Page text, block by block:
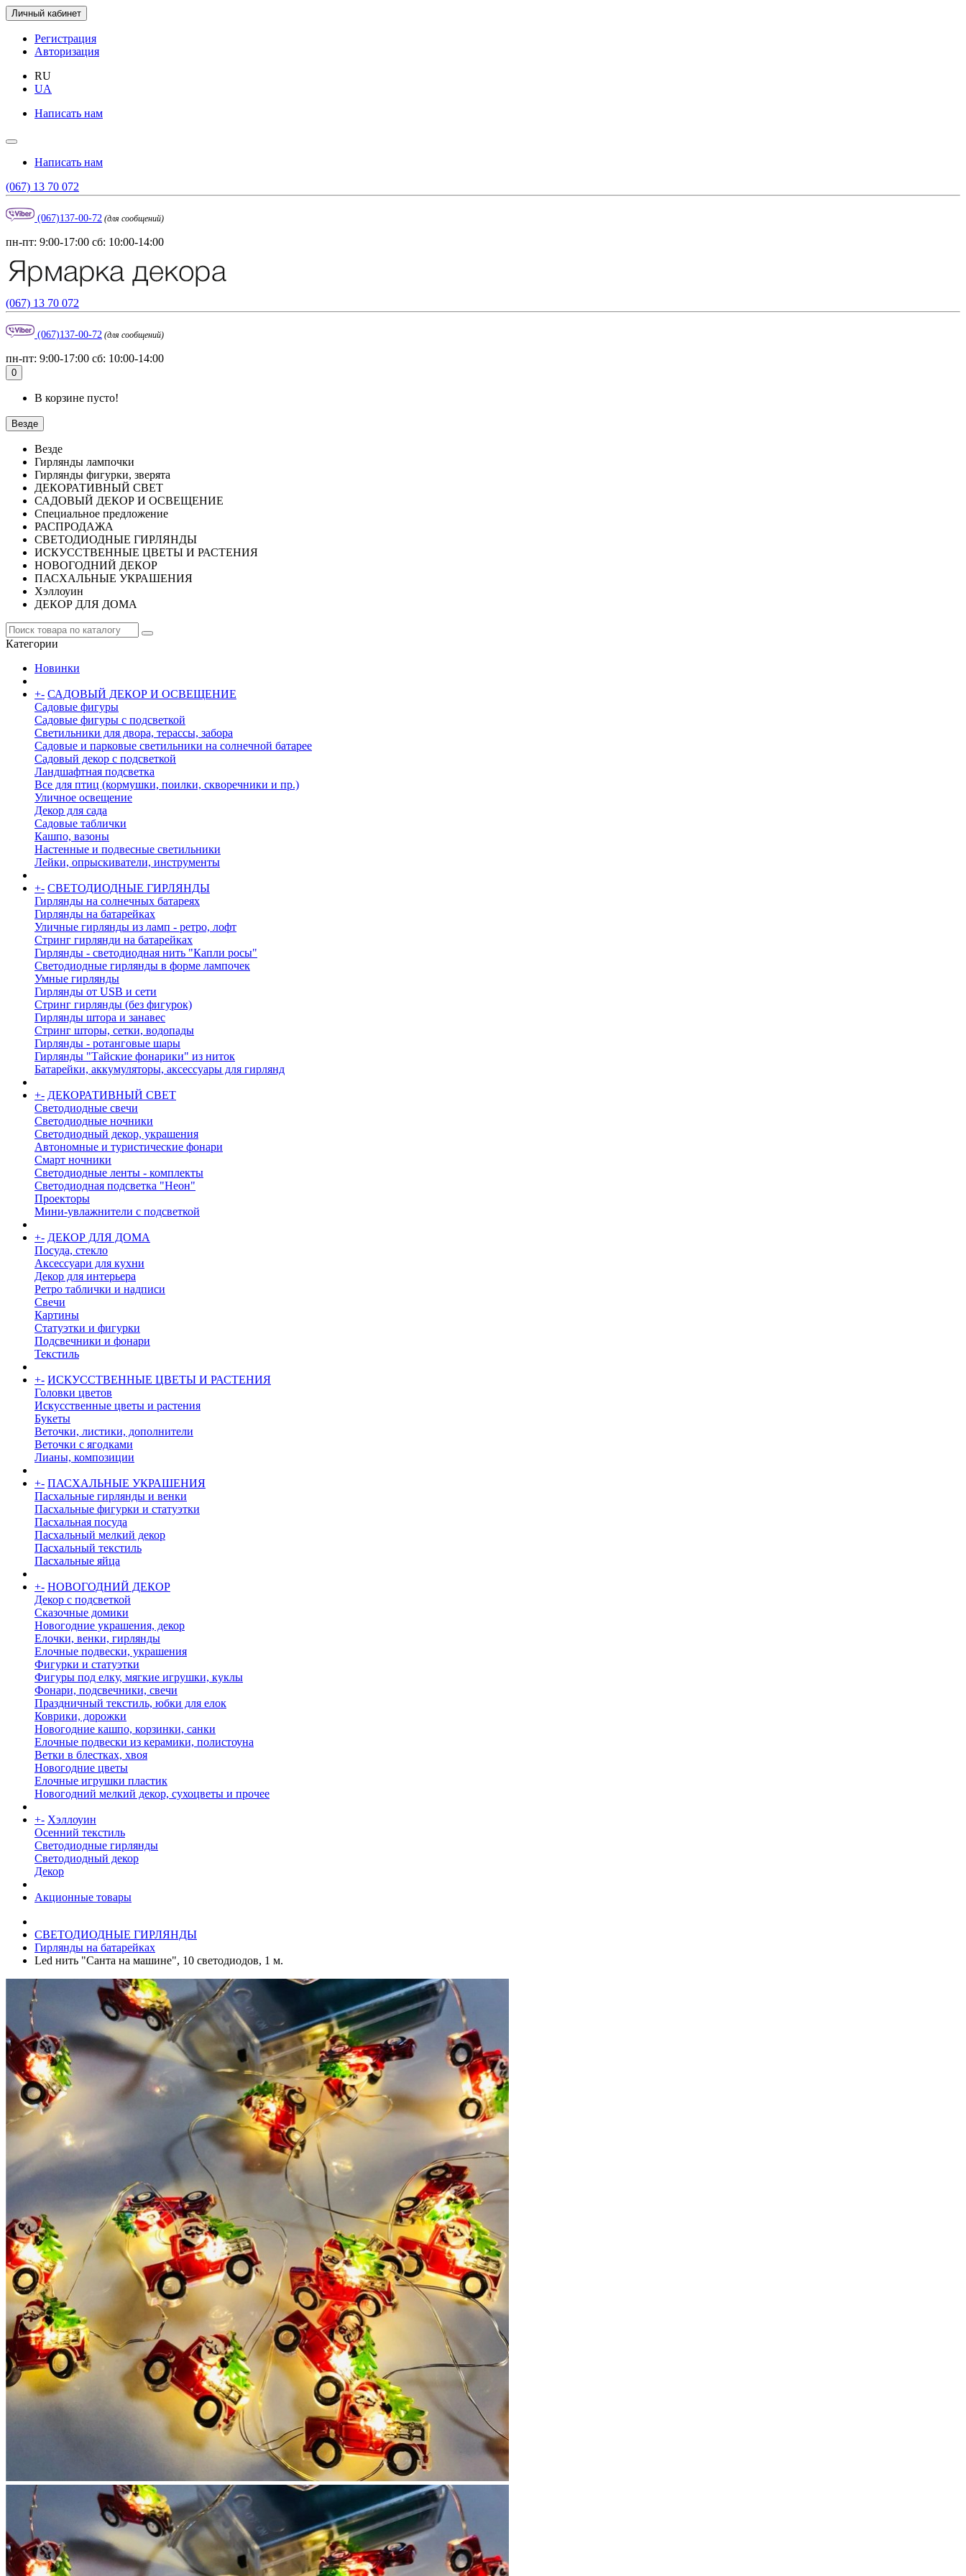
Личный кабинет
Регистрация
Авторизация
RU
UA
Написать нам
Написать нам
(067) 13 70 072
(067)137-00-72 (для сообщений)
пн-пт: 9:00-17:00 сб: 10:00-14:00
(067) 13 70 072
(067)137-00-72 (для сообщений)
пн-пт: 9:00-17:00 сб: 10:00-14:00
0
В корзине пусто!
Везде
Везде
Гирлянды лампочки
Гирлянды фигурки, зверята
ДЕКОРАТИВНЫЙ СВЕТ
САДОВЫЙ ДЕКОР И ОСВЕЩЕНИЕ
Специальное предложение
РАСПРОДАЖА
СВЕТОДИОДНЫЕ ГИРЛЯНДЫ
ИСКУССТВЕННЫЕ ЦВЕТЫ И РАСТЕНИЯ
НОВОГОДНИЙ ДЕКОР
ПАСХАЛЬНЫЕ УКРАШЕНИЯ
Хэллоуин
ДЕКОР ДЛЯ ДОМА
Категории
Новинки
+- САДОВЫЙ ДЕКОР И ОСВЕЩЕНИЕ
Садовые фигуры
Садовые фигуры с подсветкой
Светильники для двора, терассы, забора
Садовые и парковые светильники на солнечной батарее
Садовый декор с подсветкой
Ландшафтная подсветка
Все для птиц (кормушки, поилки, скворечники и пр.)
Уличное освещение
Декор для сада
Садовые таблички
Кашпо, вазоны
Настенные и подвесные светильники
Лейки, опрыскиватели, инструменты
+- СВЕТОДИОДНЫЕ ГИРЛЯНДЫ
Гирлянды на солнечных батареях
Гирлянды на батарейках
Уличные гирлянды из ламп - ретро, лофт
Стринг гирлянди на батарейках
Гирлянды - светодиодная нить "Капли росы"
Светодиодные гирлянды в форме лампочек
Умные гирлянды
Гирлянды от USB и сети
Стринг гирлянды (без фигурок)
Гирлянды штора и занавес
Стринг шторы, сетки, водопады
Гирлянды - ротанговые шары
Гирлянды "Тайские фонарики" из ниток
Батарейки, аккумуляторы, аксессуары для гирлянд
+- ДЕКОРАТИВНЫЙ СВЕТ
Светодиодные свечи
Светодиодные ночники
Светодиодный декор, украшения
Автономные и туристические фонари
Смарт ночники
Светодиодные ленты - комплекты
Светодиодная подсветка "Неон"
Проекторы
Мини-увлажнители с подсветкой
+- ДЕКОР ДЛЯ ДОМА
Посуда, стекло
Аксессуари для кухни
Декор для интерьера
Ретро таблички и надписи
Свечи
Картины
Статуэтки и фигурки
Подсвечники и фонари
Текстиль
+- ИСКУССТВЕННЫЕ ЦВЕТЫ И РАСТЕНИЯ
Головки цветов
Искусственные цветы и растения
Букеты
Веточки, листики, дополнители
Веточки с ягодками
Лианы, композиции
+- ПАСХАЛЬНЫЕ УКРАШЕНИЯ
Пасхальные гирлянды и венки
Пасхальные фигурки и статуэтки
Пасхальная посуда
Пасхальный мелкий декор
Пасхальный текстиль
Пасхальные яйца
+- НОВОГОДНИЙ ДЕКОР
Декор с подсветкой
Сказочные домики
Новогодние украшения, декор
Елочки, венки, гирлянды
Елочные подвески, украшения
Фигурки и статуэтки
Фигуры под елку, мягкие игрушки, куклы
Фонари, подсвечники, свечи
Праздничный текстиль, юбки для елок
Коврики, дорожки
Новогодние кашпо, корзинки, санки
Елочные подвески из керамики, полистоуна
Ветки в блестках, хвоя
Новогодние цветы
Елочные игрушки пластик
Новогодний мелкий декор, сухоцветы и прочее
+- Хэллоуин
Осенний текстиль
Светодиодные гирлянды
Светодиодный декор
Декор
Акционные товары
СВЕТОДИОДНЫЕ ГИРЛЯНДЫ
Гирлянды на батарейках
Led нить "Санта на машине", 10 светодиодов, 1 м.